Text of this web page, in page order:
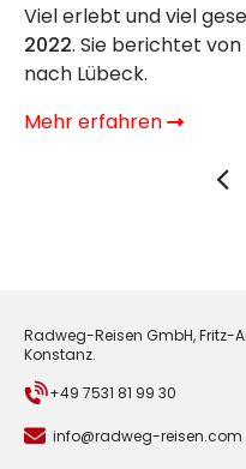
Viel erlebt und viel
2022. Sie berichtet
nach Lübeck.
Mehr erfahren
Radweg-Reisen GmbH, Fritz-
Konstanz.
+49 7531 81 99 30
info@radweg-reisen.com